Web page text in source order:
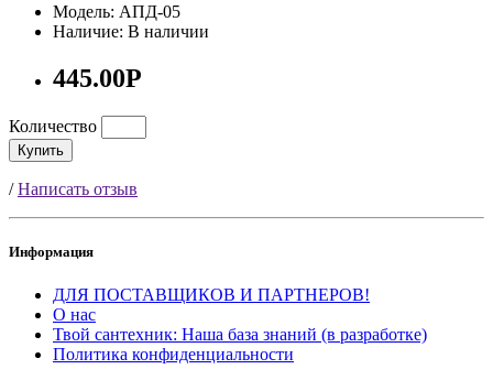
Модель: АПД-05
Наличие: В наличии
445.00Р
Количество
Купить
/Написать отзыв
Информация
ДЛЯ ПОСТАВЩИКОВ И ПАРТНЕРОВ!
О нас
Твой сантехник: Наша база знаний (в разработке)
Политика конфиденциальности